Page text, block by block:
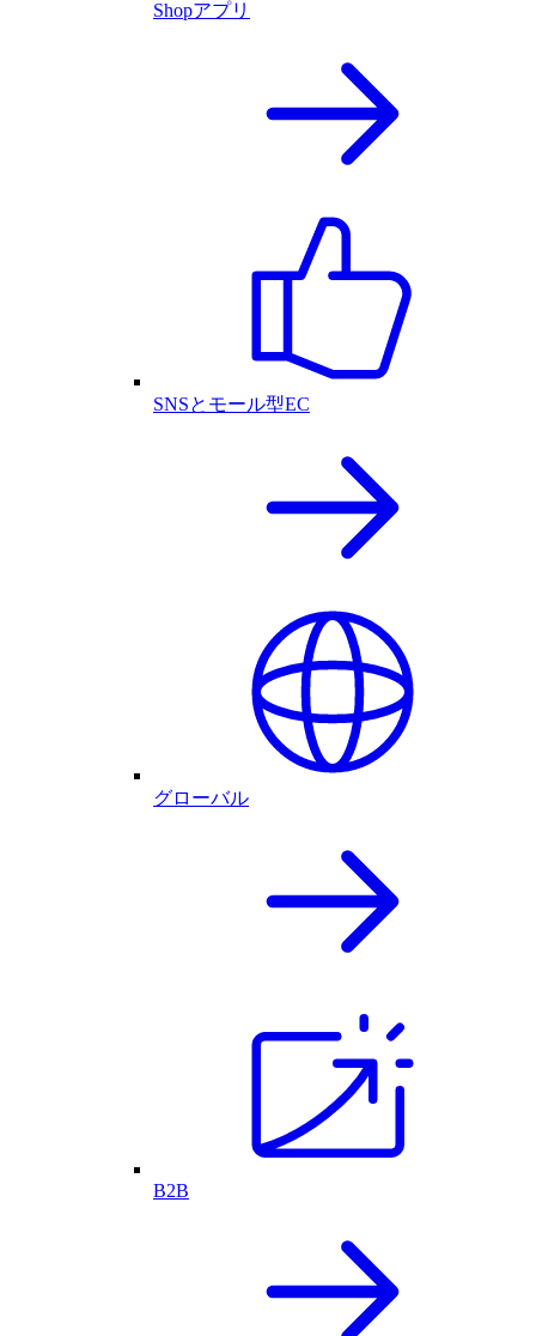
Shopアプリ
SNSとモール型EC
グローバル
B2B